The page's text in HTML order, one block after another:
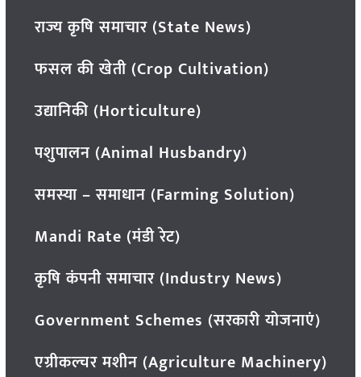
राज्य कृषि समाचार (State News)
फसल की खेती (Crop Cultivation)
उद्यानिकी (Horticulture)
पशुपालन (Animal Husbandry)
समस्या – समाधान (Farming Solution)
Mandi Rate (मंडी रेट)
कृषि कंपनी समाचार (Industry News)
Government Schemes (सरकारी योजनाएं)
एग्रीकल्चर मशीन (Agriculture Machinery)